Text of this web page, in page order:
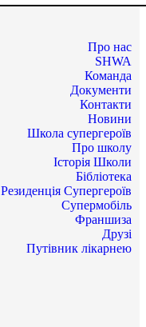
Про нас
SHWA
Команда
Документи
Контакти
Новини
Школа супергероїв
Про школу
Історія Школи
Бібліотека
Резиденція Супергероїв
Супермобіль
Франшиза
Друзі
Путівник лікарнею